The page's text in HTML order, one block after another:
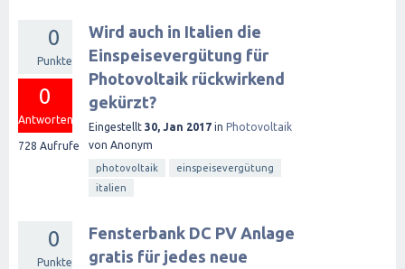
0
Punkte
0
Antworten
728 Aufrufe
Wird auch in Italien die
Einspeisevergütung für
Photovoltaik rückwirkend
gekürzt?
Eingestellt 30, Jan 2017 in Photovoltaik
von Anonym
photovoltaik
einspeisevergütung
italien
0
Punkte
Fensterbank DC PV Anlage
gratis für jedes neue